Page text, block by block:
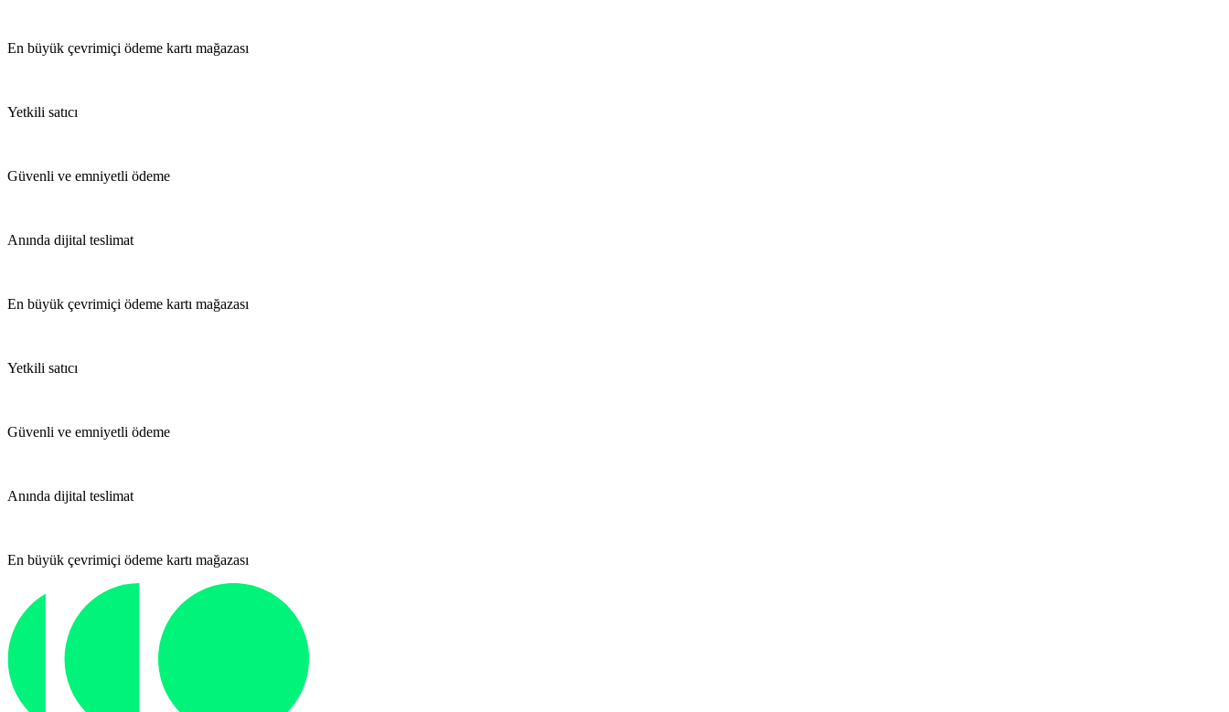
En büyük çevrimiçi ödeme kartı mağazası
Yetkili satıcı
Güvenli ve emniyetli ödeme
Anında dijital teslimat
En büyük çevrimiçi ödeme kartı mağazası
Yetkili satıcı
Güvenli ve emniyetli ödeme
Anında dijital teslimat
En büyük çevrimiçi ödeme kartı mağazası